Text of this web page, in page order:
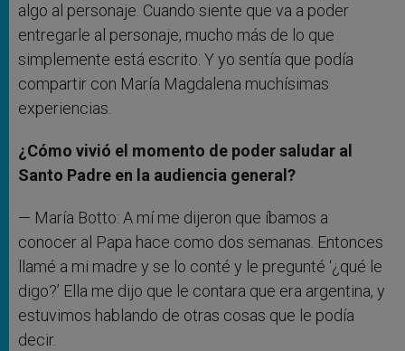
algo al personaje. Cuando siente que va a poder
entregarle al personaje, mucho más de lo que
simplemente está escrito. Y yo sentía que podía
compartir con María Magdalena muchísimas
experiencias.
¿Cómo vivió el momento de poder saludar al
Santo Padre en la audiencia general?
— María Botto: A mí me dijeron que íbamos a
conocer al Papa hace como dos semanas. Entonces
llamé a mi madre y se lo conté y le pregunté ‘¿qué le
digo?’ Ella me dijo que le contara que era argentina, y
estuvimos hablando de otras cosas que le podía
decir.